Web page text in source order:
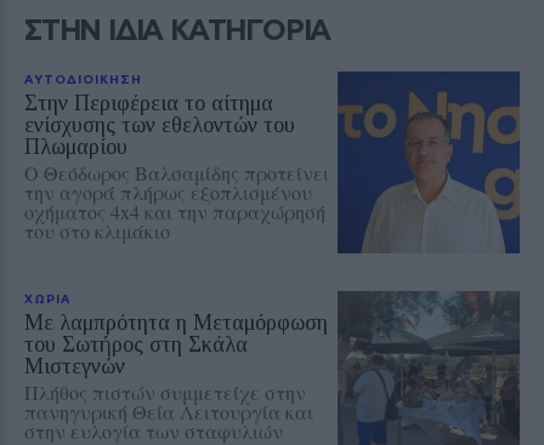
ΣΤΗΝ ΙΔΙΑ ΚΑΤΗΓΟΡΙΑ
ΑΥΤΟΔΙΟΙΚΗΣΗ
Στην Περιφέρεια το αίτημα
ενίσχυσης των εθελοντών του
Πλωμαρίου
Ο Θεόδωρος Βαλσαμίδης προτείνει
την αγορά πλήρως εξοπλισμένου
οχήματος 4x4 και την παραχώρησή
του στο κλιμάκιο
ΧΩΡΙΑ
Με λαμπρότητα η Μεταμόρφωση
του Σωτήρος στη Σκάλα
Μιστεγνών
Πλήθος πιστών συμμετείχε στην
πανηγυρική Θεία Λειτουργία και
στην ευλογία των σταφυλιών